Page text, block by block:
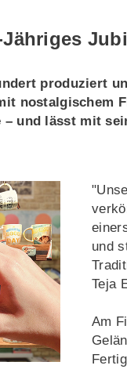
produziert
nostalgischem
und lässt mit
und
Teja
Am